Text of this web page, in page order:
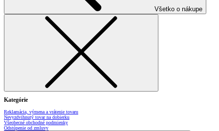
Všetko o nákupe
Kategórie
Reklamácia, výmena a vrátenie tovaru
Nevyzdvihnutý tovar na dobierku
Všeobecné obchodné podmienky
Odstúpenie od zmluvy